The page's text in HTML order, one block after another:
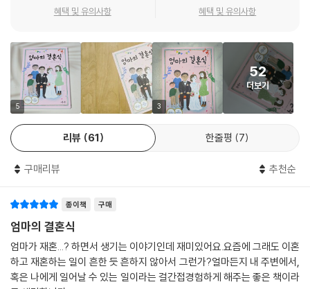
롭고, 머리 터지게 고민하는 동안 다온이는 자신의 감정을 진심으로 받아
챈다. 자기감정에 솔직하고 자신의 마음을 들여다보면 독자들도 아픈 성장
통의 시간을 무사히 통과할 것이다.
혜택 및 유의사항 혜택 및 유의사항
5 3
52
더보기
리뷰 61 한줄평 7
구매리뷰 추천순
종이책 구매
엄마의 결혼식
엄마가 재혼...? 하면서 생기는 이야기인데 재미있어요.요즘에 그래도 이혼
하고 재혼하는 일이 흔한 듯 흔하지 않아서 그런가?얼마든지 내 주변에서,
혹은 나에게 일어날 수 있는 일이라는 걸간접경험하게 해주는 좋은 책이라